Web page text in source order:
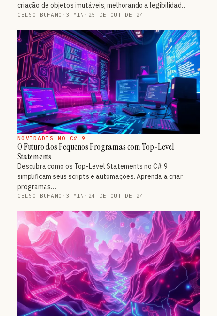
criação de objetos imutáveis, melhorando a legibilidad…
CELSO BUFANO · 3 MIN · 25 DE OUT DE 24
NOVIDADES NO C# 9
O Futuro dos Pequenos Programas com Top-Level
Statements
Descubra como os Top-Level Statements no C# 9
simplificam seus scripts e automações. Aprenda a criar
programas…
CELSO BUFANO · 3 MIN · 24 DE OUT DE 24